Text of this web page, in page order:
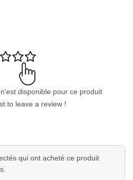
disponible pour ce produit
to leave a review !
qui ont acheté ce produit